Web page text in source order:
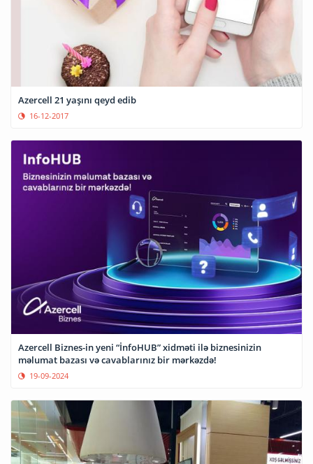
Azercell 21 yaşını qeyd edib
16-12-2017
Azercell Biznes-in yeni “İnfoHUB” xidməti ilə biznesinizin
məlumat bazası və cavablarınız bir mərkəzdə!
19-09-2024